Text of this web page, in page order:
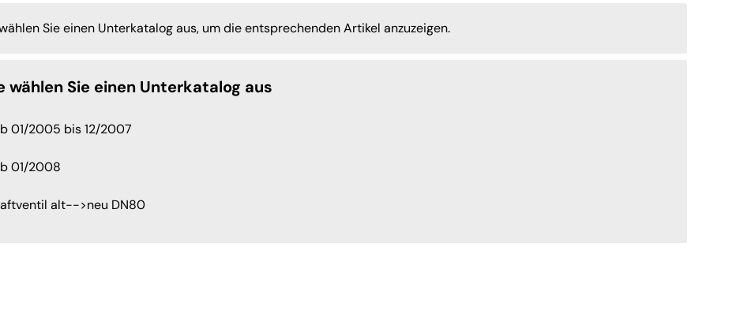
Sie einen Unterkatalog aus, um die entsprechenden Artikel anzuzeigen.
wählen Sie einen Unterkatalog aus
01/2005 bis 12/2007
01/2008
alt-->neu DN80